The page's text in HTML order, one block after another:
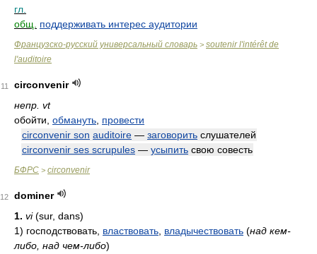
гл.
общ.
поддерживать интерес аудитории
Французско-русский универсальный словарь > soutenir l'intérêt de
l'auditoire
11
circonvenir
непр. vt
обойти, обмануть провести
circonvenir son auditoire — заговорить слушателей
circonvenir ses scrupules — усыпить свою совесть
БФРС > circonvenir
12
dominer
1. vi(sur, dans)
1) господствовать, властвовать владычествовать (над кем-
либо, над чем-либо)